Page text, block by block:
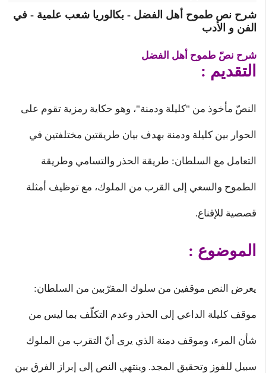
شرح نص طموح أهل الفضل - بكالوريا شعب علمية - في
الفن و الأدب
شرح نصّ طموح أهل الفضل
التقديم :
النصّ مأخوذ من "كليلة ودمنة"، وهو حكاية رمزية تقوم على
الحوار بين كليلة ودمنة بهدف بيان طريقتين مختلفتين في
التعامل مع السلطان: طريقة الحذر والتسامي وطريقة
الطموح والسعي إلى القرب من الملوك، مع توظيف أمثلة
قصصية للإقناع.
الموضوع :
يعرض النص موقفين من سلوك المقرّبين من السلطان:
موقف كليلة الداعي إلى الحذر وعدم التكلّف بما ليس من
شأن المرء، وموقف دمنة الذي يرى أنّ التقرب من الملوك
سبيل للفوز وتحقيق المجد. وينتهي النص إلى إبراز الفرق بين